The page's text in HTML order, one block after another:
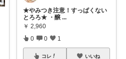
★やみつき注意！すっぱくない
とろろ★ ・醸 ...
￥ 2,960
0 0 1
コレ いいね